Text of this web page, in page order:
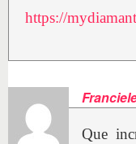
https://
Que